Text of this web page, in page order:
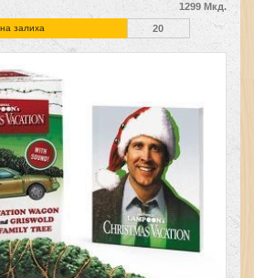
1299 Мкд.
залиха 20